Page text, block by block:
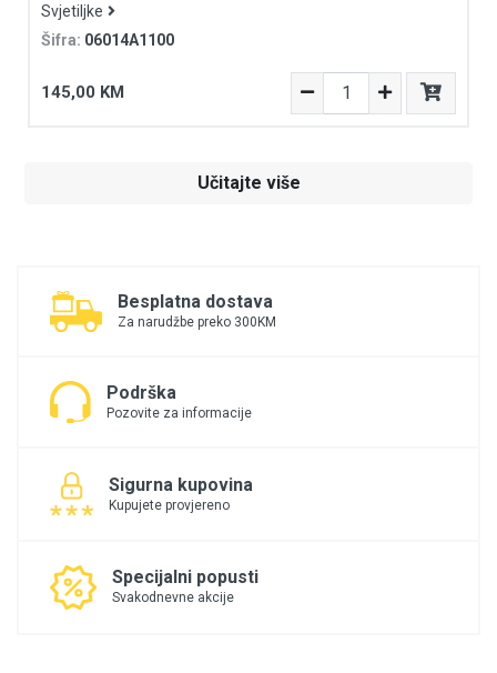
Svjetiljke
Šifra: 06014A1100
145,00 KM
Učitajte više
Besplatna dostava
Za narudžbe preko 300KM
Podrška
Pozovite za informacije
Sigurna kupovina
Kupujete provjereno
Specijalni popusti
Svakodnevne akcije